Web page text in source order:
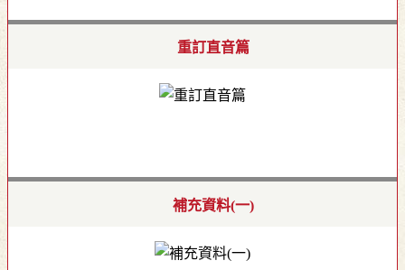
重訂直音篇
補充資料(一)